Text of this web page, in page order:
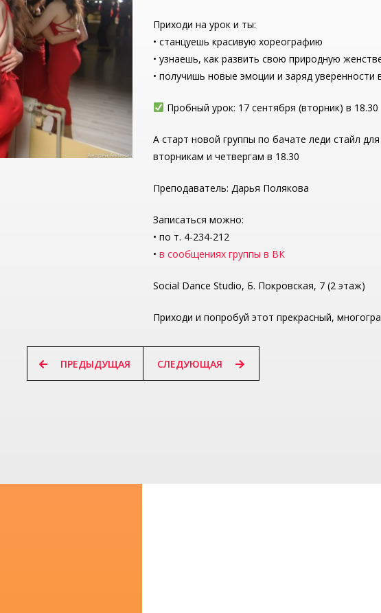
Приходи на урок и ты:
• станцуешь красивую хореографию
• узнаешь, как развить свою природную
• получишь новые эмоции и заряд уверенности
Пробный урок: 17 сентября (вторник) в 18.30
А старт новой группы по бачате леди стайл
вторникам и четвергам в 18.30
Преподаватель: Дарья Полякова
Записаться можно:
• по т. 4-234-212
• в сообщениях группы в ВК
Social Dance Studio, Б. Покровская, 7 (2 этаж)
Приходи и попробуй этот прекрасный,
ПРЕДЫДУЩАЯ
ПРЕДЫДУЩАЯ СЛЕДУЮЩАЯ
СЛЕДУЮЩАЯ